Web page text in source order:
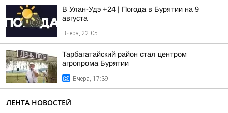
В Улан-Удэ +24 | Погода в Бурятии на 9
августа
Вчера, 22:05
Тарбагатайский район стал центром
агропрома Бурятии
Вчера, 17:39
ЛЕНТА НОВОСТЕЙ